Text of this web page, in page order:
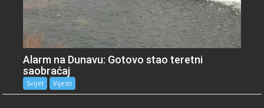
Alarm na Dunavu: Gotovo stao teretni
saobraćaj
Svijet Vijesti